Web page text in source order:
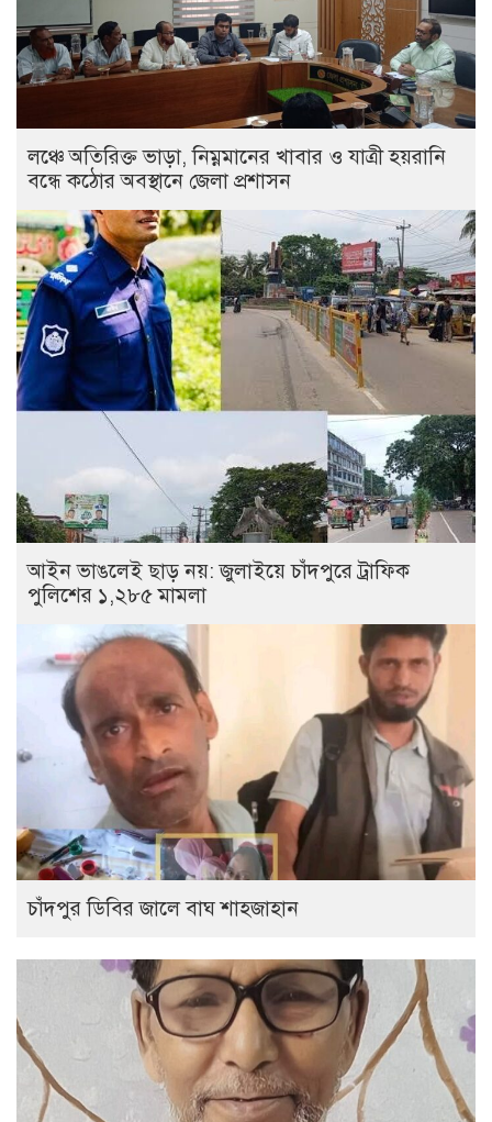
লঞ্চে অতিরিক্ত ভাড়া, নিম্নমানের খাবার ও যাত্রী হয়রানি
বন্ধে কঠোর অবস্থানে জেলা প্রশাসন
আইন ভাঙলেই ছাড় নয়: জুলাইয়ে চাঁদপুরে ট্রাফিক
পুলিশের ১,২৮৫ মামলা
চাঁদপুর ডিবির জালে বাঘ শাহজাহান